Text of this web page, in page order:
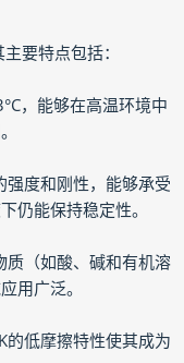
要特点包括：
，能够在高温环境中
强度和刚性，能够承受
仍能保持稳定性。
质（如酸、碱和有机溶
用广泛。
的低摩擦特性使其成为